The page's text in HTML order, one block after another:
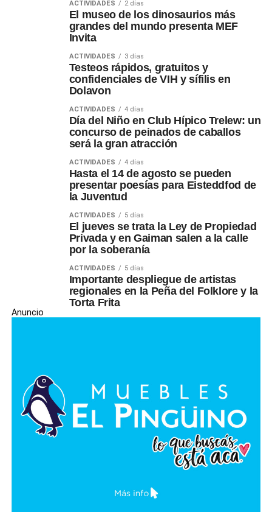
ACTIVIDADES 2 días
El museo de los dinosaurios más
grandes del mundo presenta MEF
Invita
ACTIVIDADES 3 días
Testeos rápidos, gratuitos y
confidenciales de VIH y sífilis en
Dolavon
ACTIVIDADES 4 días
Día del Niño en Club Hípico Trelew: un
concurso de peinados de caballos
será la gran atracción
ACTIVIDADES 4 días
Hasta el 14 de agosto se pueden
presentar poesías para Eisteddfod de
la Juventud
ACTIVIDADES 5 días
El jueves se trata la Ley de Propiedad
Privada y en Gaiman salen a la calle
por la soberanía
ACTIVIDADES 5 días
Importante despliegue de artistas
regionales en la Peña del Folklore y la
Torta Frita
Anuncio